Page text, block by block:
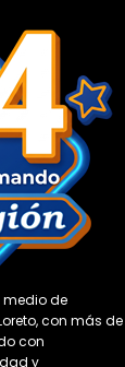
medio de
con más de
con
y